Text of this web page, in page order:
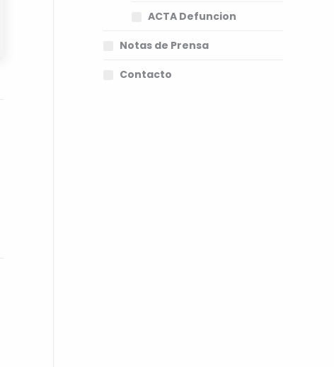
ACTA Defuncion
Notas de Prensa
Contacto